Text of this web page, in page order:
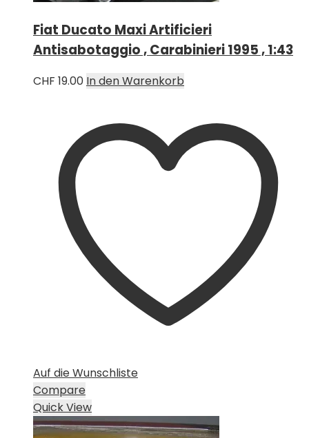
Fiat Ducato Maxi Artificieri
Antisabotaggio , Carabinieri 1995 , 1:43
CHF 19.00 In den Warenkorb
Auf die Wunschliste
Compare
Quick View